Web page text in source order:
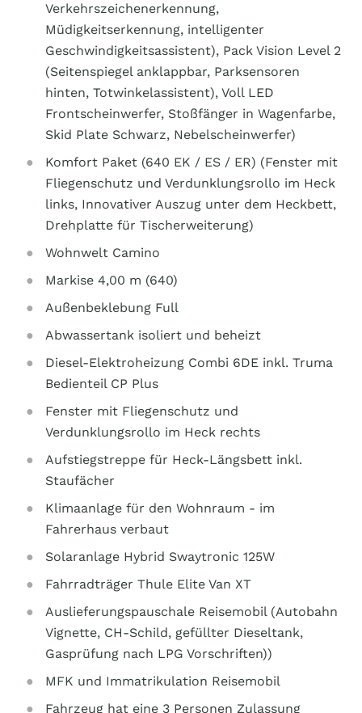
Verkehrszeichenerkennung,
Müdigkeitserkennung, intelligenter
Geschwindigkeitsassistent), Pack Vision Level 2
(Seitenspiegel anklappbar, Parksensoren
hinten, Totwinkelassistent), Voll LED
Frontscheinwerfer, Stoßfänger in Wagenfarbe,
Skid Plate Schwarz, Nebelscheinwerfer)
Komfort Paket (640 EK / ES / ER) (Fenster mit
Fliegenschutz und Verdunklungsrollo im Heck
links, Innovativer Auszug unter dem Heckbett,
Drehplatte für Tischerweiterung)
Wohnwelt Camino
Markise 4,00 m (640)
Außenbeklebung Full
Abwassertank isoliert und beheizt
Diesel-Elektroheizung Combi 6DE inkl. Truma
Bedienteil CP Plus
Fenster mit Fliegenschutz und
Verdunklungsrollo im Heck rechts
Aufstiegstreppe für Heck-Längsbett inkl.
Staufächer
Klimaanlage für den Wohnraum - im
Fahrerhaus verbaut
Solaranlage Hybrid Swaytronic 125W
Fahrradträger Thule Elite Van XT
Auslieferungspauschale Reisemobil (Autobahn
Vignette, CH-Schild, gefüllter Dieseltank,
Gasprüfung nach LPG Vorschriften))
MFK und Immatrikulation Reisemobil
Fahrzeug hat eine 3 Personen Zulassung